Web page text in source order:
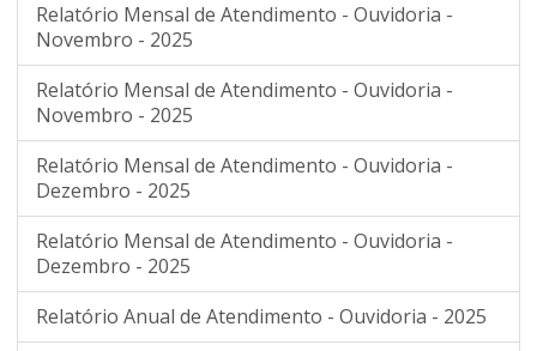
Relatório Mensal de Atendimento - Ouvidoria -
Novembro - 2025
Relatório Mensal de Atendimento - Ouvidoria -
Novembro - 2025
Relatório Mensal de Atendimento - Ouvidoria -
Dezembro - 2025
Relatório Mensal de Atendimento - Ouvidoria -
Dezembro - 2025
Relatório Anual de Atendimento - Ouvidoria - 2025